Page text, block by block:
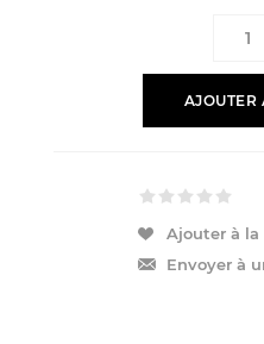
AJOUTER
Ajouter à
Envoyer à